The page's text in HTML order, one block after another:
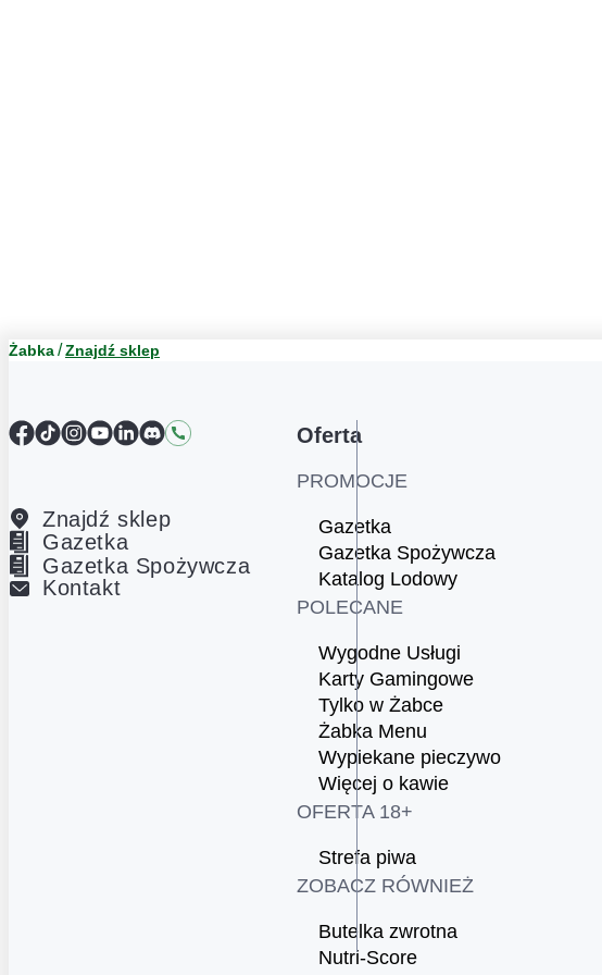
Żabka Znajdź sklep
Facebook
TikTokInstagram
YouTube
LinkedIn
DiscordKontakt
Znajdź sklep
Gazetka
Gazetka Spożywcza
Kontakt
Oferta
PROMOCJE
Gazetka
Gazetka Spożywcza
Katalog Lodowy
POLECANE
Wygodne Usługi
Karty Gamingowe
Tylko w Żabce
Żabka Menu
Wypiekane pieczywo
Więcej o kawie
OFERTA 18+
Strefa piwa
ZOBACZ RÓWNIEŻ
Butelka zwrotna
Nutri-Score